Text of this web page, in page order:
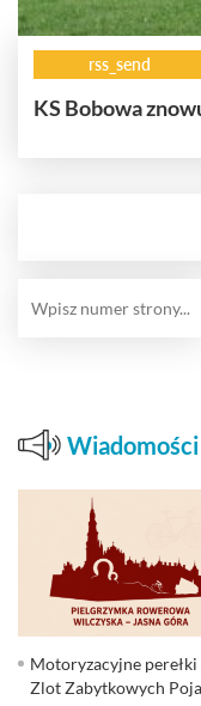
rss_send
KS Bobowa
Wiadomości
Motoryzacyjne perełki
Zlot Zabytkowych